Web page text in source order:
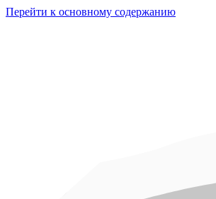
Перейти к основному содержанию